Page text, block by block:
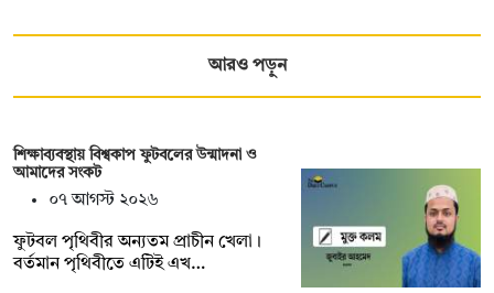
আরও পড়ুন
শিক্ষাব্যবস্থায় বিশ্বকাপ ফুটবলের উন্মাদনা ও
আমাদের সংকট
০৭ আগস্ট ২০২৬
ফুটবল পৃথিবীর অন্যতম প্রাচীন খেলা।
বর্তমান পৃথিবীতে এটিই এখ…